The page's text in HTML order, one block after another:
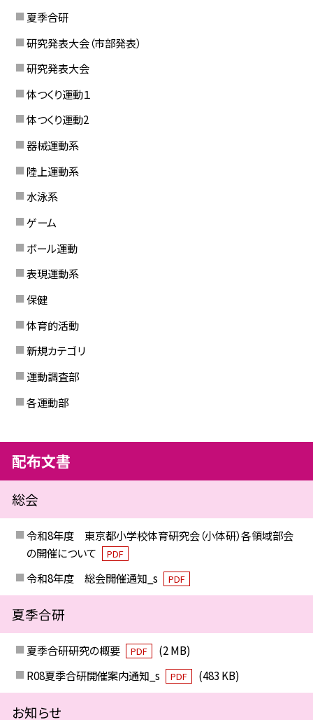
夏季合研
研究発表大会（市部発表）
研究発表大会
体つくり運動１
体つくり運動2
器械運動系
陸上運動系
水泳系
ゲーム
ボール運動
表現運動系
保健
体育的活動
新規カテゴリ
運動調査部
各運動部
配布文書
総会
令和8年度 東京都小学校体育研究会（小体研）各領域部会
の開催について
PDF
令和8年度 総会開催通知_s PDF
夏季合研
夏季合研研究の概要 PDF
(2 MB)
R08夏季合研開催案内通知_s
PDF (483 KB)
お知らせ